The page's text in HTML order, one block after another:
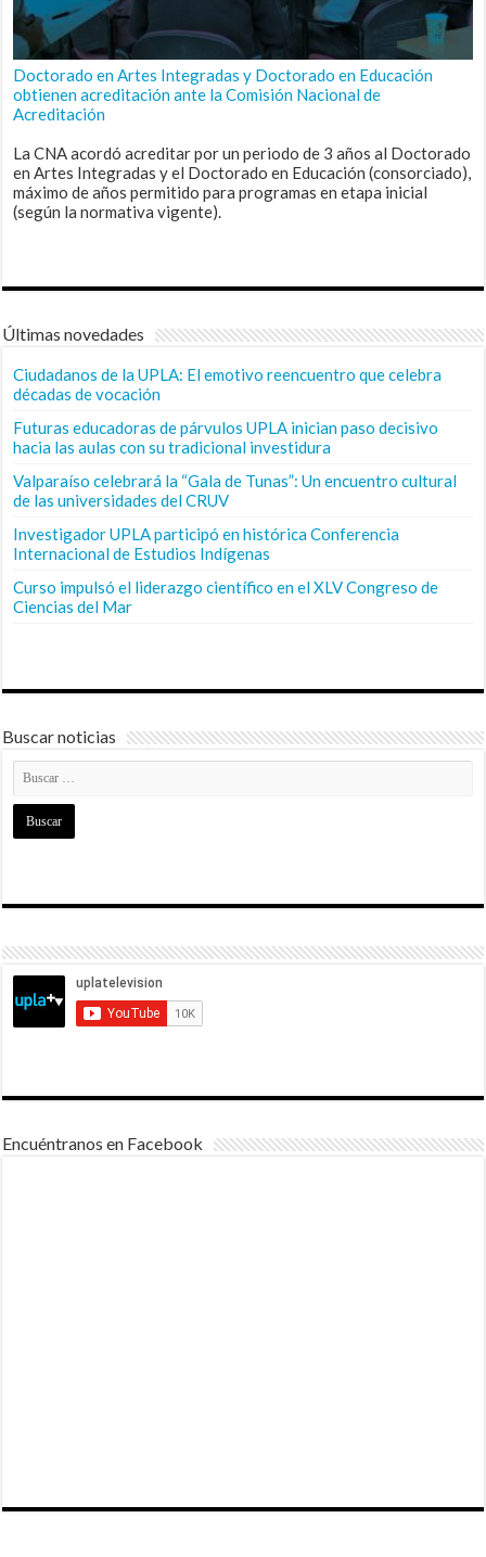
Doctorado en Artes Integradas y Doctorado en Educación
obtienen acreditación ante la Comisión Nacional de
Acreditación
La CNA acordó acreditar por un periodo de 3 años al Doctorado
en Artes Integradas y el Doctorado en Educación (consorciado),
máximo de años permitido para programas en etapa inicial
(según la normativa vigente).
Últimas novedades
Ciudadanos de la UPLA: El emotivo reencuentro que celebra
décadas de vocación
Futuras educadoras de párvulos UPLA inician paso decisivo
hacia las aulas con su tradicional investidura
Valparaíso celebrará la “Gala de Tunas”: Un encuentro cultural
de las universidades del CRUV
Investigador UPLA participó en histórica Conferencia
Internacional de Estudios Indígenas
Curso impulsó el liderazgo científico en el XLV Congreso de
Ciencias del Mar
Buscar noticias
Encuéntranos en Facebook